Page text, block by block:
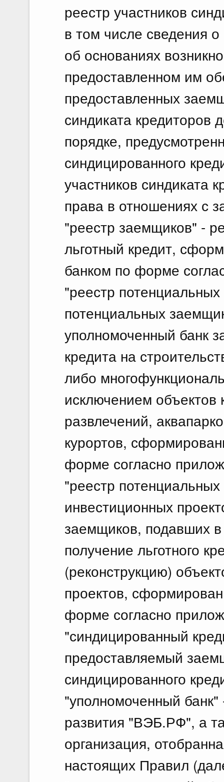
реестр участников
в том числе сведения
об основаниях
предоставленном им
предоставленных
синдиката кредиторов
порядке,
синдицированного
участников синдиката
права в отношениях с
"реестр заемщиков" -
льготный кредит,
банком по форме
"реестр
потенциальных
уполномоченный банк
кредита на
либо
исключением объектов
развлечений,
курортов,
форме согласно
"реестр
инвестиционных
заемщиков, подавших
получение льготного
(реконструкцию)
проектов,
форме согласно
"синдицированный
предоставляемый
синдицированного
"уполномоченный банк"
развития "ВЭБ.РФ", а
организация,
настоящих Правил